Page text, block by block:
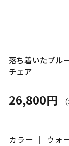
落ち着いたブル
チェア
26,800円
カラー ｜ ウォ